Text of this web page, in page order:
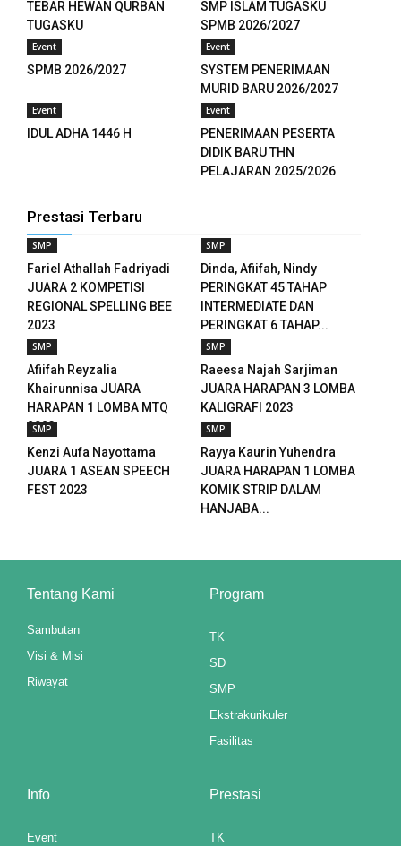
TEBAR HEWAN QURBAN
TUGASKU
SMP ISLAM TUGASKU
SPMB 2026/2027
Event
SPMB 2026/2027
Event
SYSTEM PENERIMAAN
MURID BARU 2026/2027
Event
IDUL ADHA 1446 H
Event
PENERIMAAN PESERTA
DIDIK BARU THN
PELAJARAN 2025/2026
Prestasi Terbaru
SMP
Fariel Athallah Fadriyadi
JUARA 2 KOMPETISI
REGIONAL SPELLING BEE
2023
SMP
Dinda, Afiifah, Nindy
PERINGKAT 45 TAHAP
INTERMEDIATE DAN
PERINGKAT 6 TAHAP...
SMP
Afiifah Reyzalia
Khairunnisa JUARA
HARAPAN 1 LOMBA MTQ
2023
SMP
Raeesa Najah Sarjiman
JUARA HARAPAN 3 LOMBA
KALIGRAFI 2023
SMP
Kenzi Aufa Nayottama
JUARA 1 ASEAN SPEECH
FEST 2023
SMP
Rayya Kaurin Yuhendra
JUARA HARAPAN 1 LOMBA
KOMIK STRIP DALAM
HANJABA...
Tentang Kami
Sambutan
Visi & Misi
Riwayat
Program
TK
SD
SMP
Ekstrakurikuler
Fasilitas
Info
Event
Prestasi
TK